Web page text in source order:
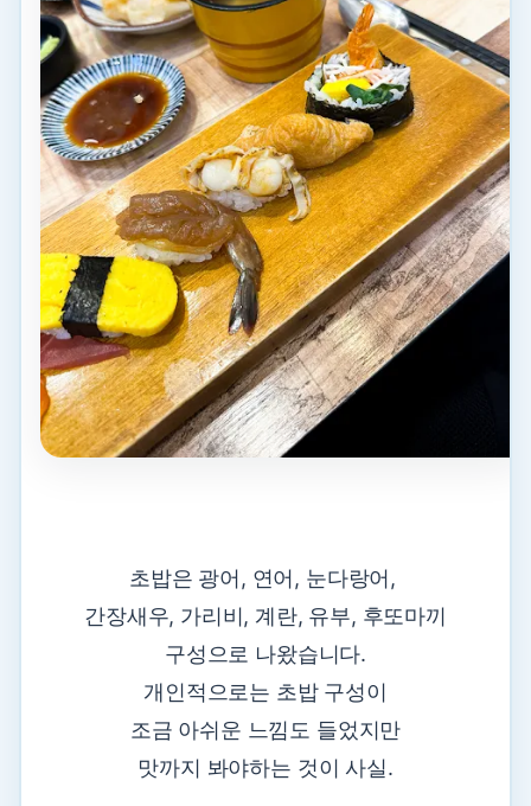
초밥은 광어, 연어, 눈다랑어,
간장새우, 가리비, 계란, 유부, 후또마끼
구성으로 나왔습니다.
개인적으로는 초밥 구성이
조금 아쉬운 느낌도 들었지만
맛까지 봐야하는 것이 사실.